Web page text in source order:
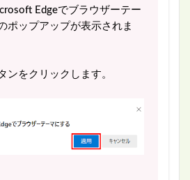
Edgeでブラウザーテー
ポップアップが表示されま
ンをクリックします。